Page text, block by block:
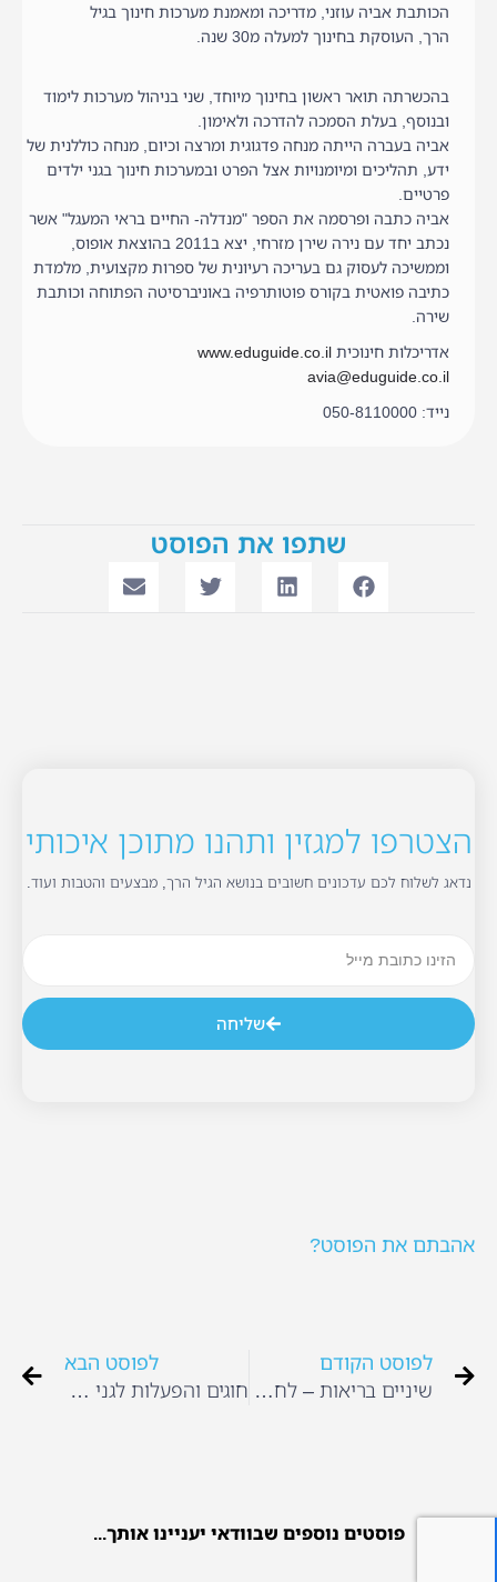
הכותבת אביה עוזני, מדריכה ומאמנת מערכות חינוך בגיל
הרך, העוסקת בחינוך למעלה מ30 שנה.
בהכשרתה תואר ראשון בחינוך מיוחד, שני בניהול מערכות לימוד
ובנוסף, בעלת הסמכה להדרכה ולאימון.
אביה בעברה הייתה מנחה פדגוגית ומרצה וכיום, מנחה כוללנית של
ידע, תהליכים ומיומנויות אצל הפרט ובמערכות חינוך בגני ילדים
פרטיים.
אביה כתבה ופרסמה את הספר "מנדלה- החיים בראי המעגל" אשר
נכתב יחד עם נירה שירן מזרחי, יצא ב2011 בהוצאת אופוס,
וממשיכה לעסוק גם בעריכה רעיונית של ספרות מקצועית, מלמדת
כתיבה פואטית בקורס פוטותרפיה באוניברסיטה הפתוחה וכותבת
שירה.
אדריכלות חינוכית www.eduguide.co.il
avia@eduguide.co.il
נייד: 050-8110000
שתפו את הפוסט
הצטרפו למגזין ותהנו מתוכן איכותי
נדאג לשלוח לכם עדכונים חשובים בנושא הגיל הרך, מבצעים והטבות ועוד.
שליחה
אהבתם את הפוסט?
לפוסט הקודם
שיניים בריאות – לחיוך מקסים
לפוסט הבא
חוגים והפעלות לגני ילדים, כל מה שהגן שלך צריך
פוסטים נוספים שבוודאי יעניינו אותך...